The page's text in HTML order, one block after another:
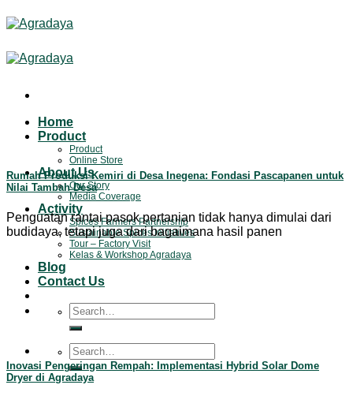
to
Home
Product
Product
Online Store
About Us
Our Story
Media Coverage
Activity
Spices Farmers Partnership
Sustainable Spices Initiatives
Tour – Factory Visit
Kelas & Workshop Agradaya
Blog
Contact Us
Search
for:
Search
for:
Rumah Produksi Kemiri di Desa Inegena: Fondasi Pascapanen untuk
Nilai Tambah Desa
Penguatan rantai pasok pertanian tidak hanya dimulai dari
budidaya, tetapi juga dari bagaimana hasil panen
Inovasi Pengeringan Rempah: Implementasi Hybrid Solar Dome
Dryer di Agradaya